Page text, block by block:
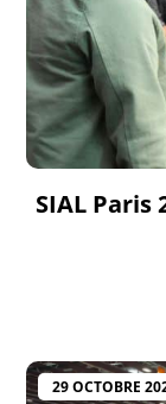
SIAL Paris
29 OCTOBRE